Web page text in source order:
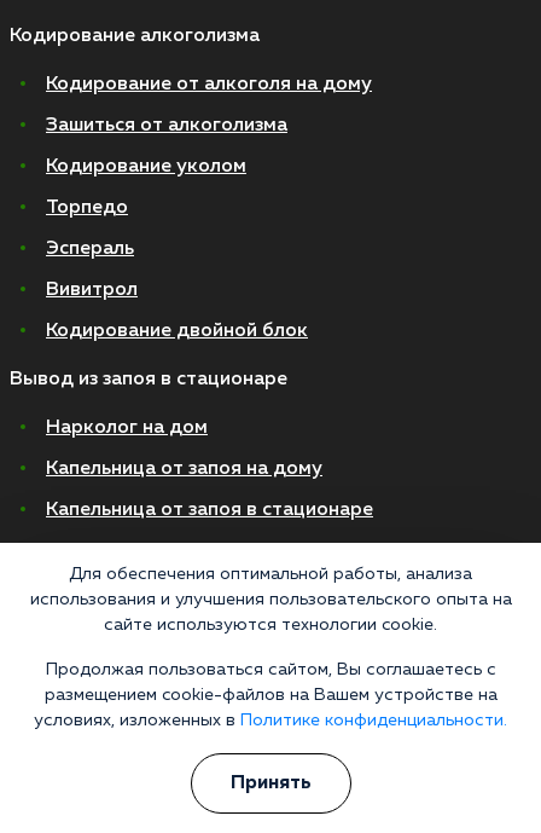
Кодирование алкоголизма
Кодирование от алкоголя на дому
Зашиться от алкоголизма
Кодирование уколом
Торпедо
Эспераль
Вивитрол
Кодирование двойной блок
Вывод из запоя в стационаре
Нарколог на дом
Капельница от запоя на дому
Капельница от запоя в стационаре
Детоксикация
Экстренное вытрезвление
Лечение алкоголизма в стационаре
На дому
Для обеспечения оптимальной работы, анализа
использования и улучшения пользовательского опыта на
сайте используются технологии cookie.
Продолжая пользоваться сайтом, Вы соглашаетесь с
размещением cookie-файлов на Вашем устройстве на
условиях, изложенных в
Политике конфиденциальности.
Принять